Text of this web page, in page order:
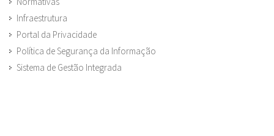
Infraestrutura
Portal da Privacidade
Política de Segurança da Informação
Sistema de Gestão Integrada